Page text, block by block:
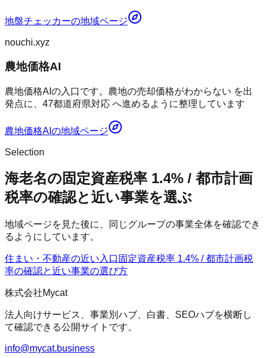
地盤チェッカーの地域ページ
nouchi.xyz
農地価格AI
農地価格AIの入口です。農地の売却価格がわからない を出
発点に、47都道府県対応 へ進めるように整理しています
農地価格AI の地域ページ
Selection
海老名の固定資産税率 1.4% / 都市計画
税率の確認と近い事業を選ぶ
地域ページを見た後に、同じグループの事業全体を確認でき
るようにしています。
住まい・不動産の近い入口 固定資産税率 1.4% / 都市計画税
率の確認と近い事業の選び方
株式会社Mycat
法人向けサービス、事業別ハブ、白書、SEOハブを横断し
て確認できる公開サイトです。
info@mycat.business